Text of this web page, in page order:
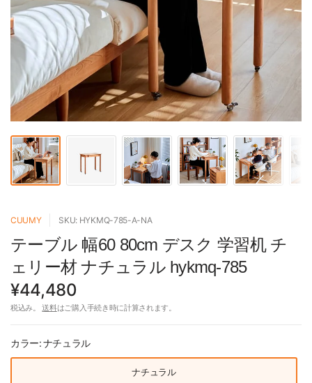
CUUMY SKU: HYKMQ-785-A-NA
テーブル 幅60 80cm デスク 学習机 チ
ェリー材 ナチュラル hykmq-785
¥44,480
税込み。送料はご購入手続き時に計算されます。
カラー:ナチュラル
ナチュラル